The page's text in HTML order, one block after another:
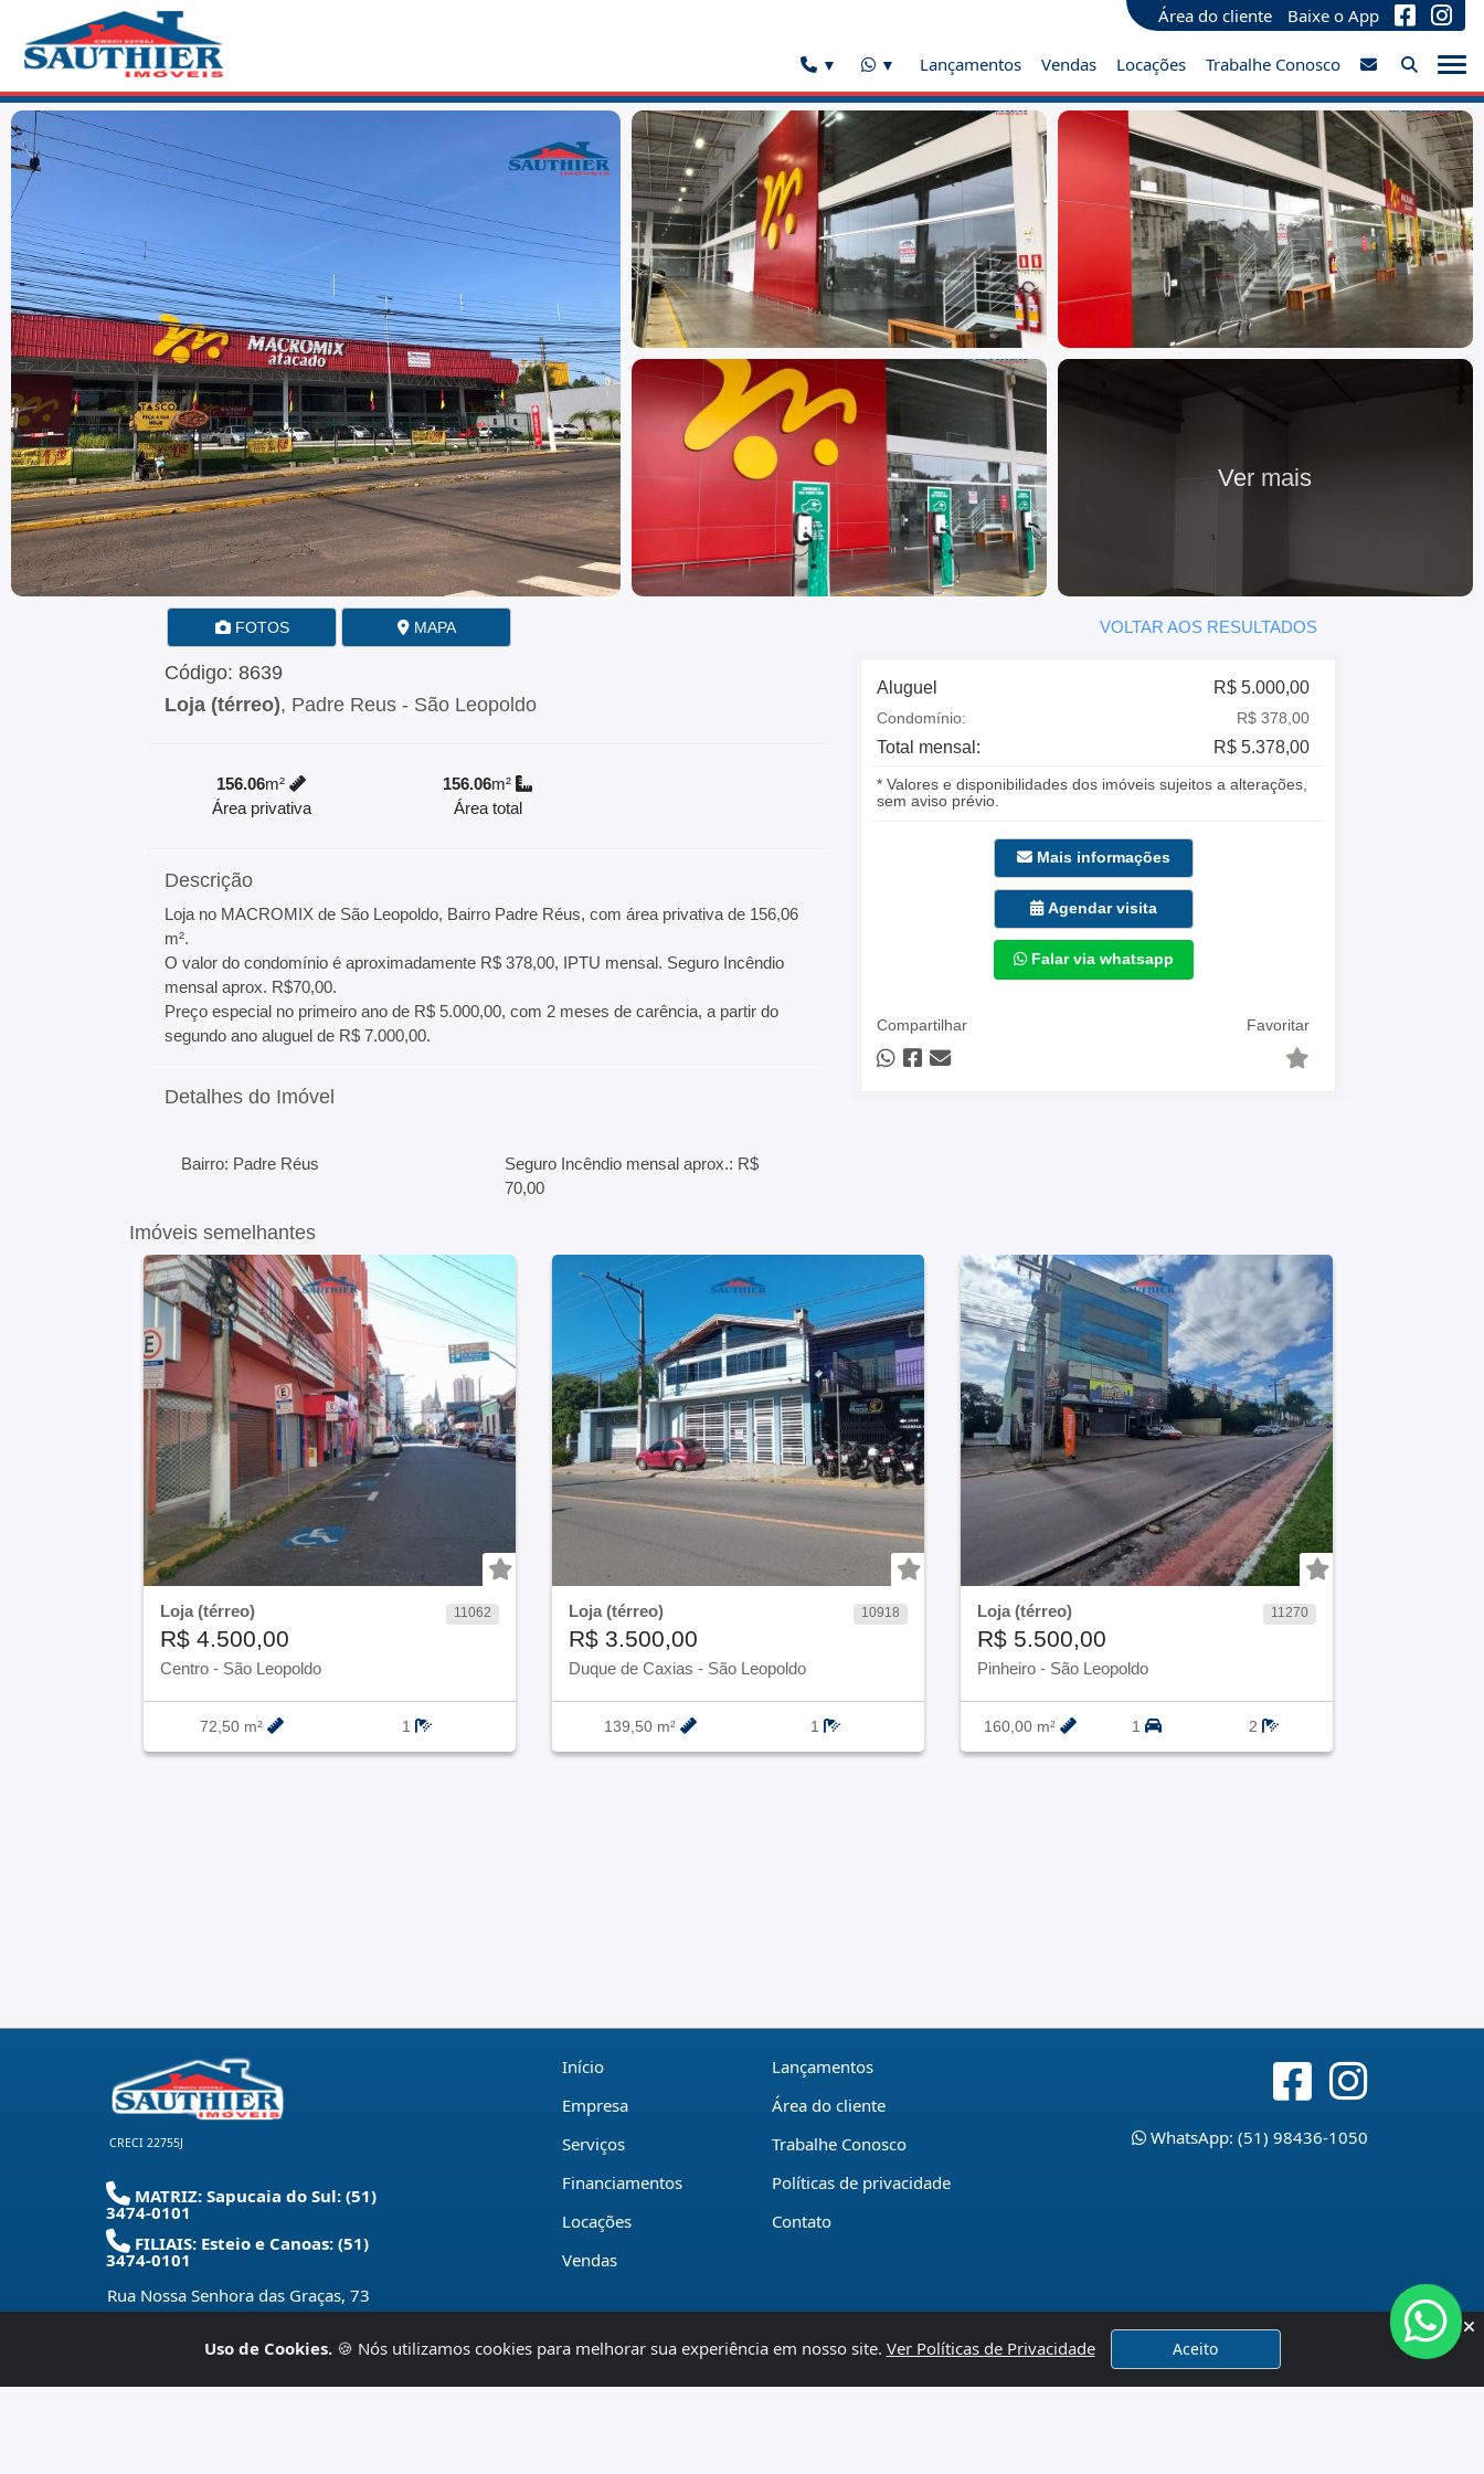
Área do cliente Baixe o App
Lançamentos Vendas Locações Trabalhe Conosco
Ver mais
FOTOS MAPA VOLTAR AOS RESULTADOS
Código: 8639
Loja (térreo), Padre Reus - São Leopoldo
156.06m²
Área privativa
156.06m²
Área total
Descrição
Loja no MACROMIX de São Leopoldo, Bairro Padre Réus, com área privativa de 156,06
m².
O valor do condomínio é aproximadamente R$ 378,00, IPTU mensal. Seguro Incêndio
mensal aprox. R$70,00.
Preço especial no primeiro ano de R$ 5.000,00, com 2 meses de carência, a partir do
segundo ano aluguel de R$ 7.000,00.
Detalhes do Imóvel
Bairro: Padre Réus
Seguro Incêndio mensal aprox.: R$
70,00
Aluguel R$ 5.000,00
Condomínio: R$ 378,00
Total mensal: R$ 5.378,00
* Valores e disponibilidades dos imóveis sujeitos a alterações,
sem aviso prévio.
Mais informações
Agendar visita
Falar via whatsapp
Compartilhar Favoritar
Imóveis semelhantes
Loja (térreo) 11062
R$ 4.500,00
Centro - São Leopoldo
72,50 m² 1
Loja (térreo) 10918
R$ 3.500,00
Duque de Caxias - São Leopoldo
139,50 m² 1
Loja (térreo) 11270
R$ 5.500,00
Pinheiro - São Leopoldo
160,00 m² 1 2
CRECI 22755J
MATRIZ: Sapucaia do Sul: (51)
3474-0101
FILIAIS: Esteio e Canoas: (51)
3474-0101
Rua Nossa Senhora das Graças, 73
Início
Empresa
Serviços
Financiamentos
Locações
Vendas
Lançamentos
Área do cliente
Trabalhe Conosco
Políticas de privacidade
Contato
WhatsApp: (51) 98436-1050
Uso de Cookies.🍪 Nós utilizamos cookies para melhorar sua experiência em nosso site. Ver Políticas de Privacidade Aceito